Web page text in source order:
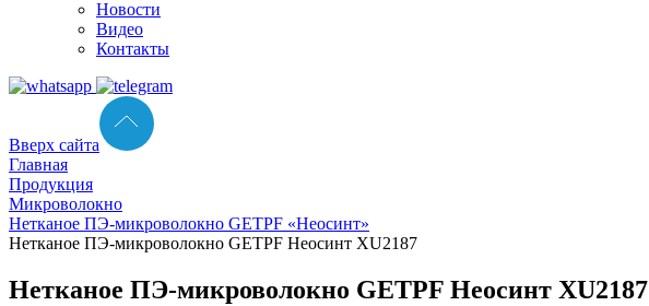
Новости
Видео
Контакты
Вверх сайта
Главная
Продукция
Микроволокно
Нетканое ПЭ-микроволокно GETPF «Неосинт»
Нетканое ПЭ-микроволокно GETPF Неосинт XU2187
Нетканое ПЭ-микроволокно GETPF Неосинт XU2187